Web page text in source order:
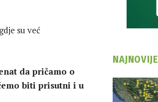
su već
da pričamo o
biti prisutni i u
NAJNOVIJE